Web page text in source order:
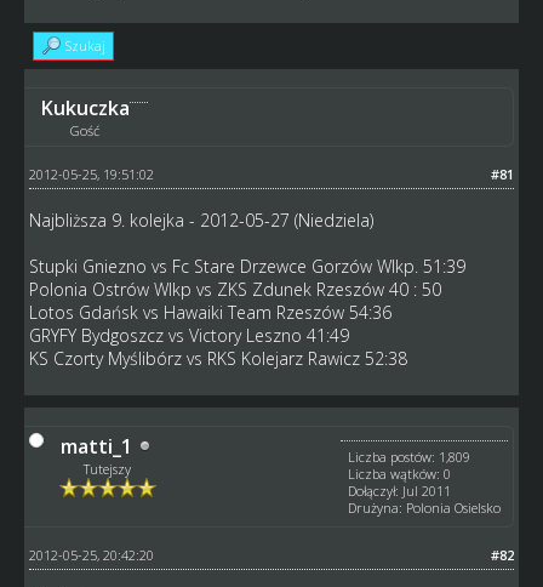
Szukaj
Kukuczka
Gość
#81
2012-05-25, 19:51:02
Najbliższa 9. kolejka - 2012-05-27 (Niedziela)
Stupki Gniezno vs Fc Stare Drzewce Gorzów Wlkp. 51:39
Polonia Ostrów Wlkp vs ZKS Zdunek Rzeszów 40 : 50
Lotos Gdańsk vs Hawaiki Team Rzeszów 54:36
GRYFY Bydgoszcz vs Victory Leszno 41:49
KS Czorty Myślibórz vs RKS Kolejarz Rawicz 52:38
matti_1
Tutejszy
Liczba postów: 1,809
Liczba wątków: 0
Dołączył: Jul 2011
Drużyna: Polonia Osielsko
#82
2012-05-25, 20:42:20